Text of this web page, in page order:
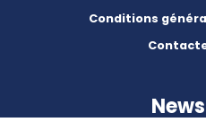
Conditions